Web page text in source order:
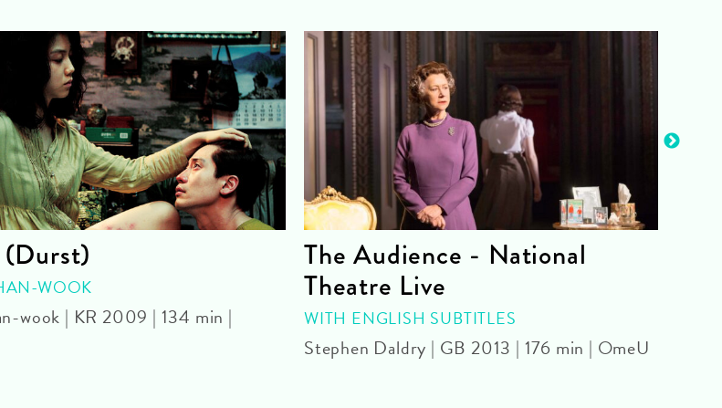
WOOK
wook | KR 2009 | 134 min |
The Audience - National
Theatre Live
WITH ENGLISH SUBTITLES
Stephen Daldry | GB 2013 | 176 min | OmeU